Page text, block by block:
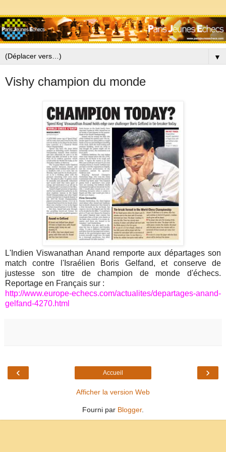
▼
Vishy champion du monde
L'Indien Viswanathan Anand remporte aux départages son
match contre l'Israélien Boris Gelfand, et conserve de
justesse son titre de champion de monde d'échecs.
Reportage en Français sur :
http://www.europe-echecs.com/actualites/departages-anand-
gelfand-4270.html
‹ ›
Accueil
Afficher la version Web
Fourni par Blogger.